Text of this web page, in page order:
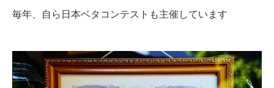
毎年、自ら日本ベタコンテストも主催しています